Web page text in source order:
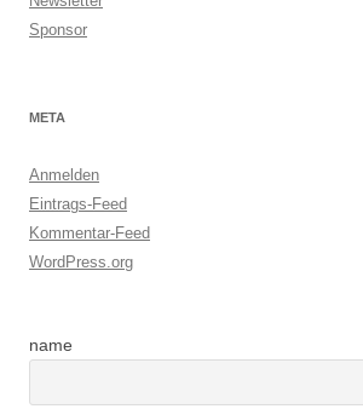
Sponsor
META
Anmelden
Eintrags-Feed
Kommentar-Feed
WordPress.org
name